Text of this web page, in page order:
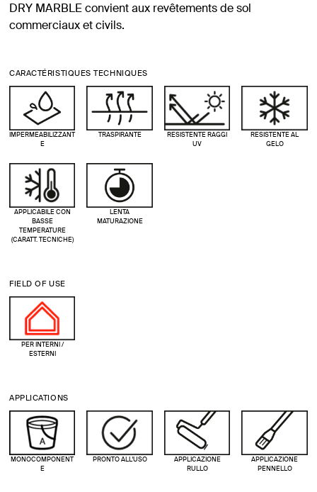
DRY MARBLE convient aux revêtements de sol
commerciaux et civils.
CARACTÉRISTIQUES TECHNIQUES
IMPERMEABILIZZANT
E
TRASPIRANTE
RESISTENTE RAGGI
UV
RESISTENTE AL
GELO
APPLICABILE CON
BASSE
TEMPERATURE
(CARATT. TECNICHE)
LENTA
MATURAZIONE
FIELD OF USE
PER INTERNI /
ESTERNI
APPLICATIONS
MONOCOMPONENT
E
PRONTO ALL'USO
APPLICAZIONE
RULLO
APPLICAZIONE
PENNELLO